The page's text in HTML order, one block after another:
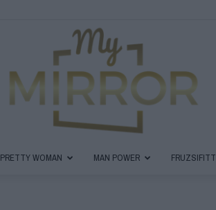
PRETTY WOMAN MAN POWER FRUZSIFITT